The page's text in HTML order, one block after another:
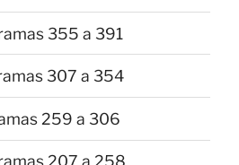
355 a 391
307 a 354
259 a 306